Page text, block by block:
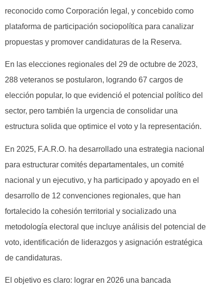
reconocido como Corporación legal, y concebido como
plataforma de participación sociopolítica para canalizar
propuestas y promover candidaturas de la Reserva.
En las elecciones regionales del 29 de octubre de 2023,
288 veteranos se postularon, logrando 67 cargos de
elección popular, lo que evidenció el potencial político del
sector, pero también la urgencia de consolidar una
estructura solida que optimice el voto y la representación.
En 2025, F.A.R.O. ha desarrollado una estrategia nacional
para estructurar comités departamentales, un comité
nacional y un ejecutivo, y ha participado y apoyado en el
desarrollo de 12 convenciones regionales, que han
fortalecido la cohesión territorial y socializado una
metodología electoral que incluye análisis del potencial de
voto, identificación de liderazgos y asignación estratégica
de candidaturas.
El objetivo es claro: lograr en 2026 una bancada